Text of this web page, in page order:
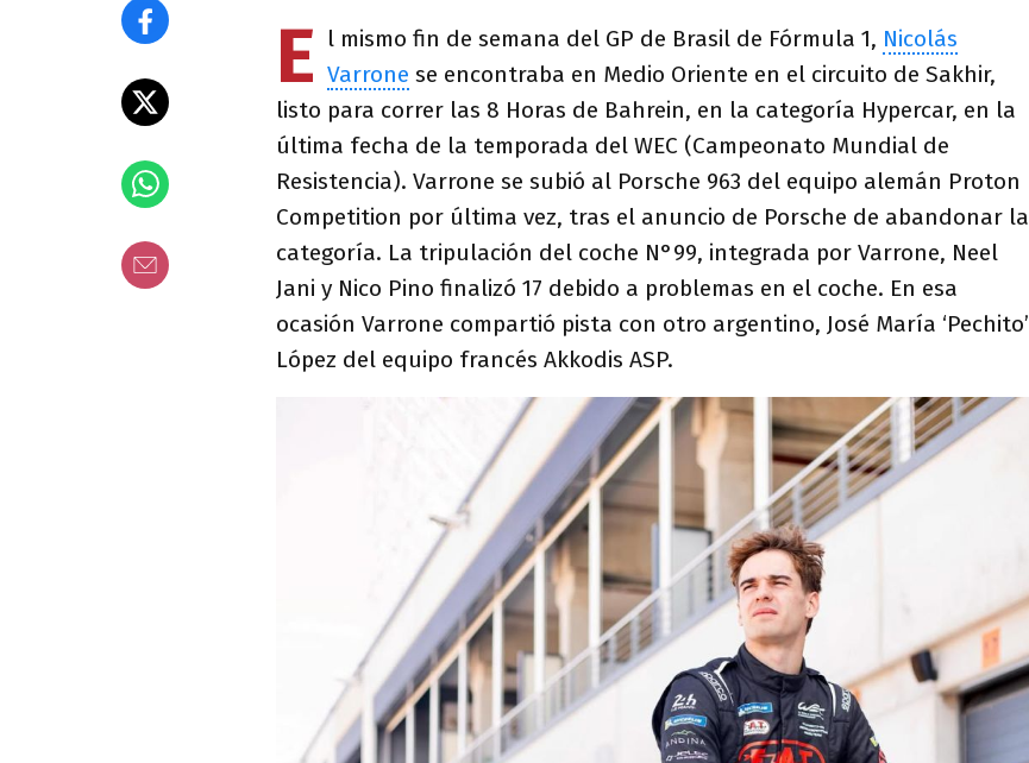
E l mismo fin de semana del GP de Brasil de Fórmula 1, Nicolás
Varrone se encontraba en Medio Oriente en el circuito de Sakhir,
listo para correr las 8 Horas de Bahrein, en la categoría Hypercar, en la
última fecha de la temporada del WEC (Campeonato Mundial de
Resistencia). Varrone se subió al Porsche 963 del equipo alemán Proton
Competition por última vez, tras el anuncio de Porsche de abandonar la
categoría. La tripulación del coche N°99, integrada por Varrone, Neel
Jani y Nico Pino finalizó 17 debido a problemas en el coche. En esa
ocasión Varrone compartió pista con otro argentino, José María ‘Pechito’
López del equipo francés Akkodis ASP.